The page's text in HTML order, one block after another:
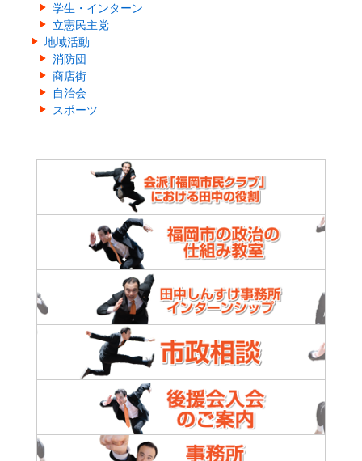
学生・インターン
立憲民主党
地域活動
消防団
商店街
自治会
スポーツ